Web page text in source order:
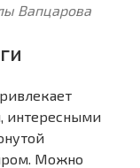
Вапцарова
интересными
Можно